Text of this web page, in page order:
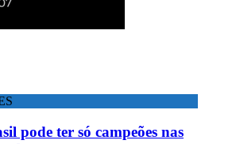
pode ter só campeões nas